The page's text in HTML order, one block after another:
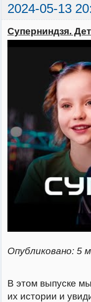
2024-05-13
Суперниндзя.
Опубликовано: 5
В этом выпуске
их истории и